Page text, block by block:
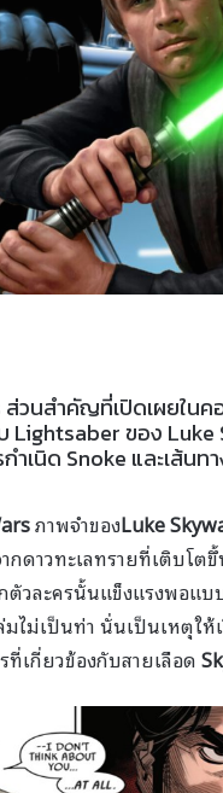
ส่วนสำคัญที่เปิดเผยใน
ของ Luke
เนิด Snoke และเส้นท
ภาพจำของLuke
ดาวทะเลทรายที่เติบโต
ตัวละครนั้นแข็งแรงพอแ
ไม่เป็นท่า นั่นเป็นเหตุให้
ที่เกี่ยวข้องกับสายเลือด